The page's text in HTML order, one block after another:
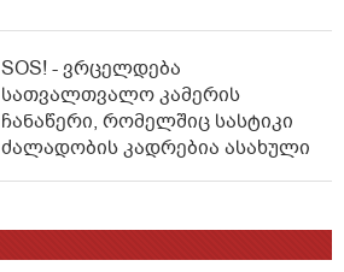
SOS! - ვრცელდება
სათვალთვალო კამერის
ჩანაწერი, რომელშიც სასტიკი
ძალადობის კადრებია ასახული